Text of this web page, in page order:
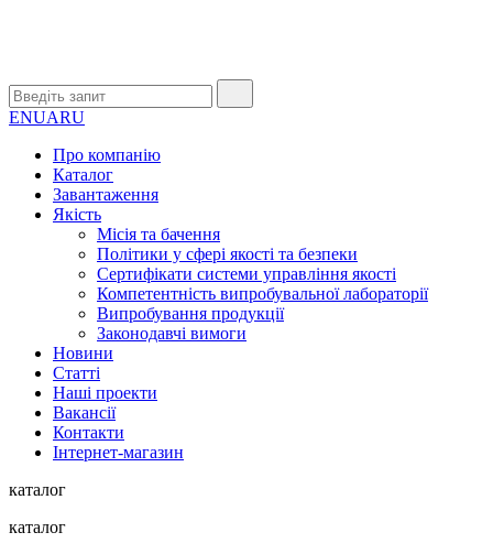
ENUARU
Про компанію
Каталог
Завантаження
Якість
Місія та бачення
Політики у сфері якості та безпеки
Сертифікати системи управління якості
Компетентність випробувальної лабораторії
Випробування продукції
Законодавчі вимоги
Новини
Статті
Наші проекти
Вакансії
Контакти
Інтернет-магазин
каталог
каталог